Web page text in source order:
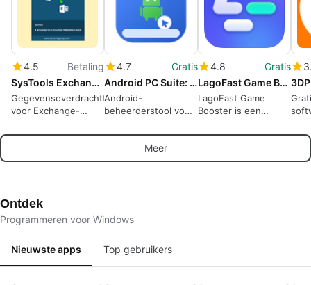
4.5
Betaling
SysTools Exchange to Exchange Migration Tool
Gegevensoverdrachttool
voor Exchange-
gebruikers, filter
voortgang in realtime
4.7
Gratis
Android PC Suite: Manager, Mirror and Remote Control
Android-
beheerderstool voor
spiegelen en op
afstand besturen van
apparaat vanaf PC
4.8
Gratis
LagoFast Game Booster
LagoFast Game
Booster is een
optimalisatiesoftware
wereldwijde gamers.
Meer
Ontdek
Programmeren voor Windows
Nieuwste apps Top gebruikers